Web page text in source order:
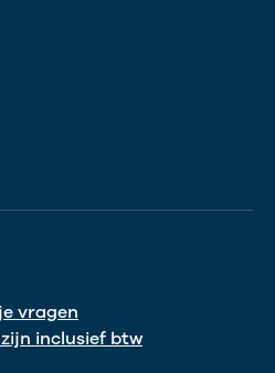
vragen
inclusief btw